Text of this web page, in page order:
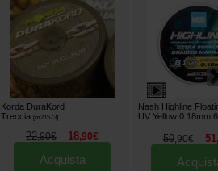
Korda DuraKord
Treccia
[m21573]
22,90€ 18,90€
Acquista
Nash Highline
UV Yellow 0.18mm
59,90€ 51